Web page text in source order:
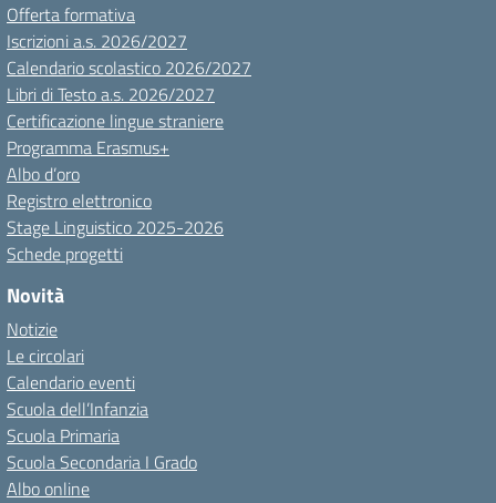
Offerta formativa
Iscrizioni a.s. 2026/2027
Calendario scolastico 2026/2027
Libri di Testo a.s. 2026/2027
Certificazione lingue straniere
Programma Erasmus+
Albo d’oro
Registro elettronico
Stage Linguistico 2025-2026
Schede progetti
Novità
Notizie
Le circolari
Calendario eventi
Scuola dell’Infanzia
Scuola Primaria
Scuola Secondaria I Grado
Albo online